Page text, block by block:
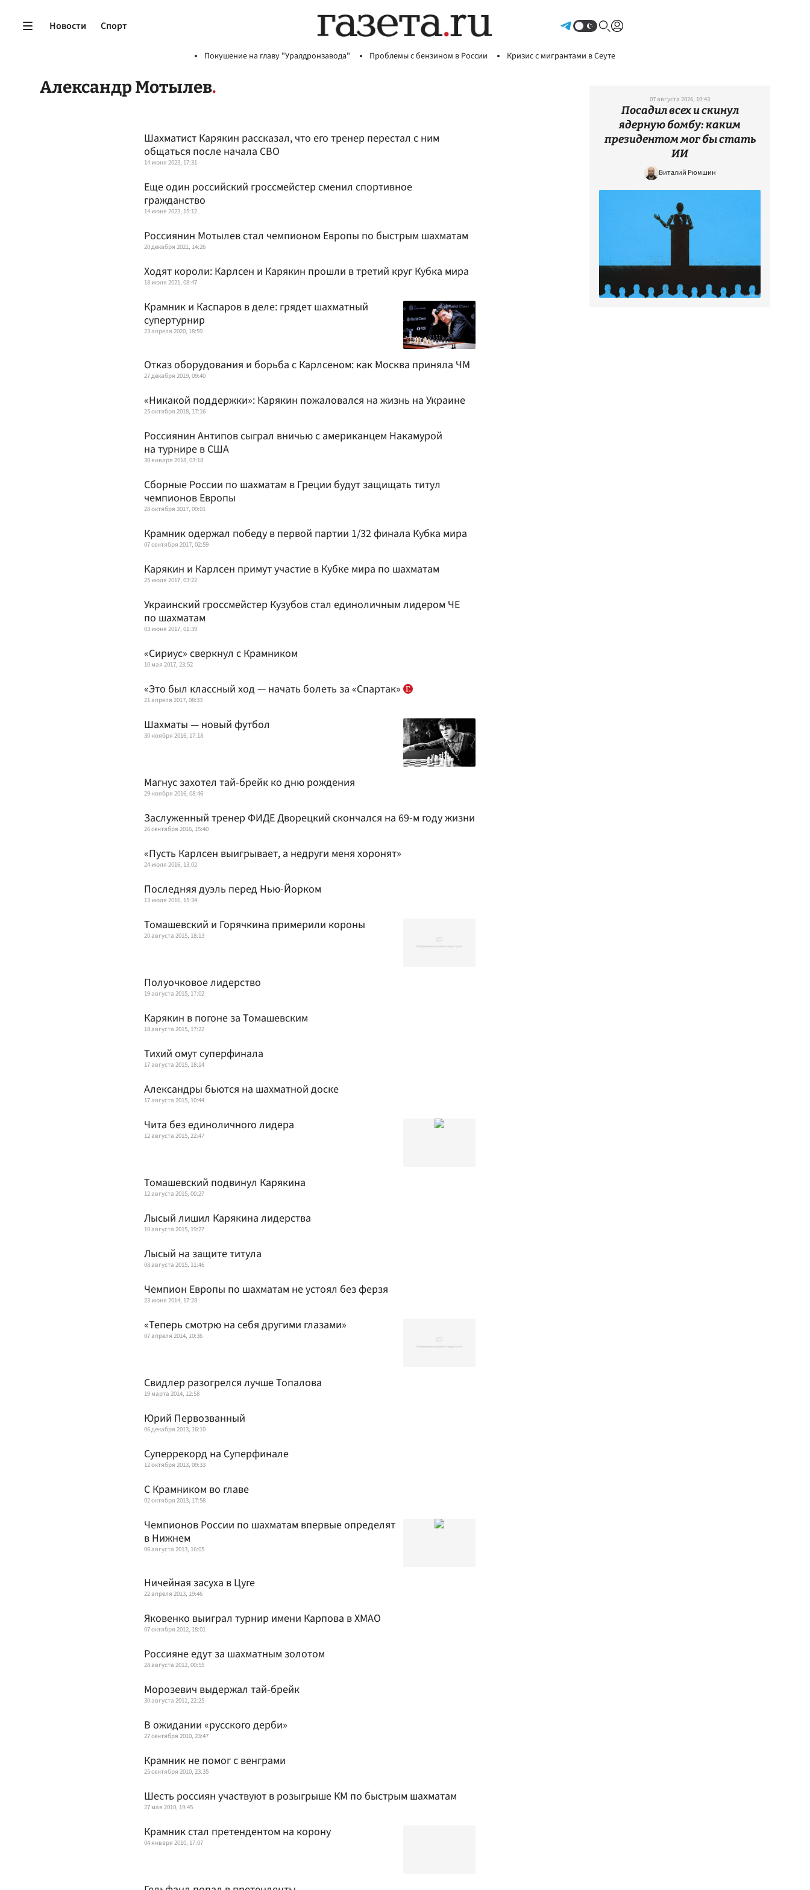
Новости Спорт
Покушение на главу "Уралдронзавода" Проблемы с бензином в России Кризис с мигрантами в Сеуте
Александр Мотылев
Шахматист Карякин рассказал, что его тренер перестал с ним
общаться после начала СВО
14 июня 2023, 17:31
Еще один российский гроссмейстер сменил спортивное
гражданство
14 июня 2023, 15:12
Россиянин Мотылев стал чемпионом Европы по быстрым шахматам
20 декабря 2021, 14:26
Ходят короли: Карлсен и Карякин прошли в третий круг Кубка мира
18 июля 2021, 08:47
Крамник и Каспаров в деле: грядет шахматный
супертурнир
23 апреля 2020, 18:59
Отказ оборудования и борьба с Карлсеном: как Москва приняла ЧМ
27 декабря 2019, 09:40
«Никакой поддержки»: Карякин пожаловался на жизнь на Украине
25 октября 2018, 17:16
Россиянин Антипов сыграл вничью с американцем Накамурой
на турнире в США
30 января 2018, 03:18
Сборные России по шахматам в Греции будут защищать титул
чемпионов Европы
28 октября 2017, 09:01
Крамник одержал победу в первой партии 1/32 финала Кубка мира
07 сентября 2017, 02:59
Карякин и Карлсен примут участие в Кубке мира по шахматам
25 июля 2017, 03:22
Украинский гроссмейстер Кузубов стал единоличным лидером ЧЕ
по шахматам
03 июня 2017, 01:39
«Сириус» сверкнул с Крамником
10 мая 2017, 23:52
«Это был классный ход — начать болеть за «Спартак»
21 апреля 2017, 08:33
Шахматы — новый футбол
30 ноября 2016, 17:18
Магнус захотел тай-брейк ко дню рождения
29 ноября 2016, 08:46
Заслуженный тренер ФИДЕ Дворецкий скончался на 69-м году жизни
26 сентября 2016, 15:40
«Пусть Карлсен выигрывает, а недруги меня хоронят»
24 июля 2016, 13:02
Последняя дуэль перед Нью-Йорком
13 июля 2016, 15:34
Томашевский и Горячкина примерили короны
20 августа 2015, 18:13
Полуочковое лидерство
19 августа 2015, 17:02
Карякин в погоне за Томашевским
18 августа 2015, 17:22
Тихий омут суперфинала
17 августа 2015, 18:14
Александры бьются на шахматной доске
17 августа 2015, 10:44
Чита без единоличного лидера
12 августа 2015, 22:47
Томашевский подвинул Карякина
12 августа 2015, 00:27
Лысый лишил Карякина лидерства
10 августа 2015, 19:27
Лысый на защите титула
08 августа 2015, 11:46
Чемпион Европы по шахматам не устоял без ферзя
23 июня 2014, 17:28
«Теперь смотрю на себя другими глазами»
07 апреля 2014, 10:36
Свидлер разогрелся лучше Топалова
19 марта 2014, 12:58
Юрий Первозванный
06 декабря 2013, 16:10
Суперрекорд на Суперфинале
12 октября 2013, 09:33
С Крамником во главе
02 октября 2013, 17:58
Чемпионов России по шахматам впервые определят
в Нижнем
06 августа 2013, 16:05
Ничейная засуха в Цуге
22 апреля 2013, 19:46
Яковенко выиграл турнир имени Карпова в ХМАО
07 октября 2012, 18:01
Россияне едут за шахматным золотом
28 августа 2012, 00:55
Морозевич выдержал тай-брейк
30 августа 2011, 22:25
В ожидании «русского дерби»
27 сентября 2010, 23:47
Крамник не помог с венграми
25 сентября 2010, 23:35
Шесть россиян участвуют в розыгрыше КМ по быстрым шахматам
27 мая 2010, 19:45
Крамник стал претендентом на корону
04 января 2010, 17:07
07 августа 2026, 10:43
Посадил всех и скинул
ядерную бомбу: каким
президентом мог бы стать
ИИ
Виталий Рюмшин